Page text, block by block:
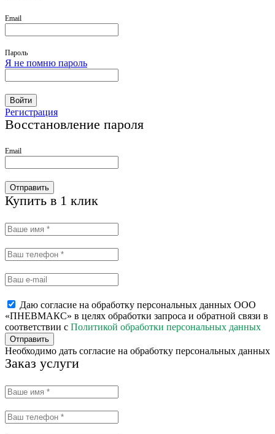
Email
Пароль
Я не помню пароль
Войти
Регистрация
Восстановление пароля
Email
Отправить
Купить в 1 клик
Даю согласие на обработку персональных данных ООО
«ПНЕВМАКС» в целях обработки запроса и обратной связи в
соответствии с Политикой обработки персональных данных
Отправить
Необходимо дать согласие на обработку персональных данных
Заказ услуги